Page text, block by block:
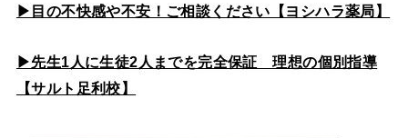
▶目の不快感や不安！ご相談ください【ヨシハラ薬局】
▶先生1人に生徒2人までを完全保証 理想の個別指導
【サルト足利校】